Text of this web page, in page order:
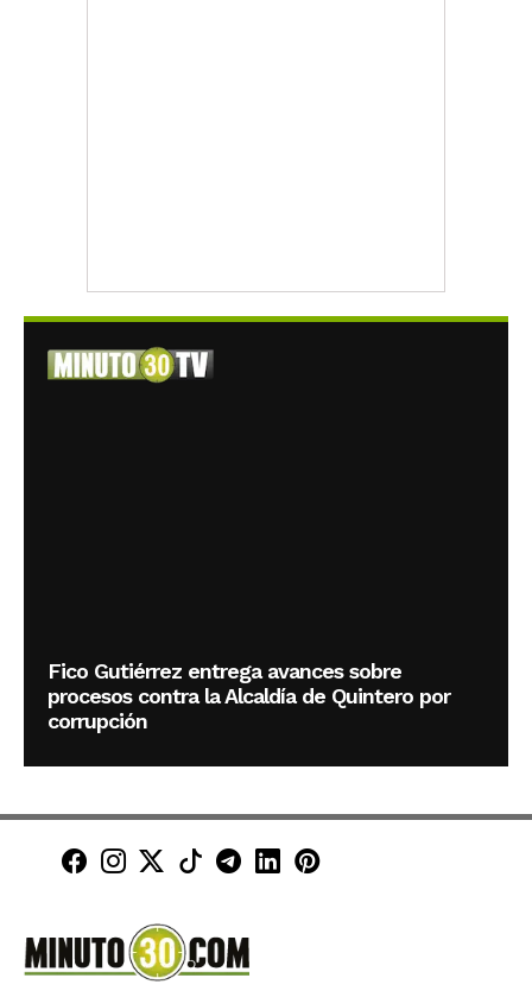
Fico Gutiérrez entrega avances sobre
procesos contra la Alcaldía de Quintero por
corrupción
Minuto30 en Facebook
Minuto30 en Instagram
Minuto30 en X (Twitter)
Minuto30 en TikTok
Canal de Minuto30 en
Minuto30 en LinkedIn
Minuto30 en